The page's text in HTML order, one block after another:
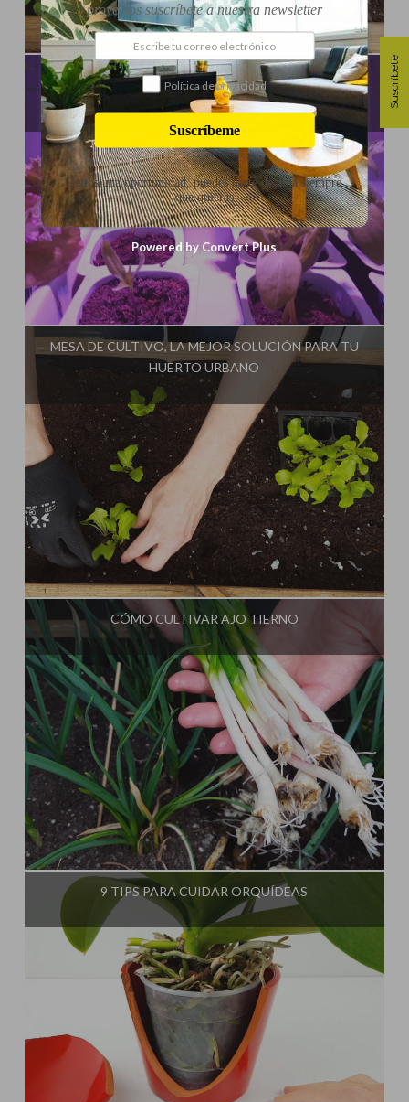
Influencer:Cultivo Paso a Paso
CÓMO HACER UN MINI INVERNADERO CASERO PARA
GERMINAR SEMILLAS O HACER ESQUEJES
Influencer:Cultivo Paso a Paso
MESA DE CULTIVO, LA MEJOR SOLUCIÓN PARA TU
HUERTO URBANO
Influencer: Cultivo Paso a Paso
CÓMO CULTIVAR AJO TIERNO
Influencer: Cultivo Paso a Paso
9 TIPS PARA CUIDAR ORQUÍDEAS
Suscríbete
proyectos suscríbete a nuestra newsletter
Política de privacidad
Suscríbeme
Danos una oportunidad, puedes darte de baja siempre
que quieras
Powered by Convert Plus